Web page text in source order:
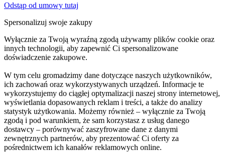
Odstąp od umowy tutaj
Spersonalizuj swoje zakupy
Wyłącznie za Twoją wyraźną zgodą używamy plików cookie oraz
innych technologii, aby zapewnić Ci spersonalizowane
doświadczenie zakupowe.
W tym celu gromadzimy dane dotyczące naszych użytkowników,
ich zachowań oraz wykorzystywanych urządzeń. Informacje te
wykorzystujemy do ciągłej optymalizacji naszej strony internetowej,
wyświetlania dopasowanych reklam i treści, a także do analizy
statystyk użytkowania. Możemy również – wyłącznie za Twoją
zgodą i pod warunkiem, że sam korzystasz z usług danego
dostawcy – porównywać zaszyfrowane dane z danymi
zewnętrznych partnerów, aby prezentować Ci oferty za
pośrednictwem ich kanałów reklamowych online.